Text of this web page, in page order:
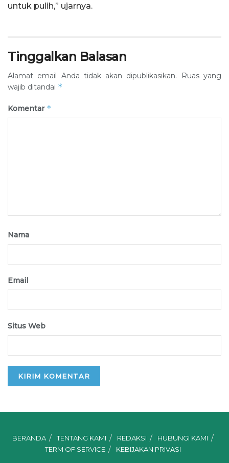
untuk pulih,” ujarnya.
Tinggalkan Balasan
Alamat email Anda tidak akan dipublikasikan.
Ruas yang
wajib ditandai *
Komentar *
Nama
Email
Situs Web
BERANDA TENTANG KAMI REDAKSI
HUBUNGI KAMI
TERM OF SERVICE
KEBIJAKAN PRIVASI